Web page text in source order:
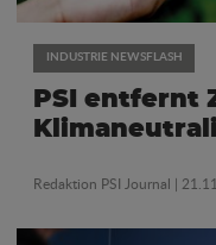
INDUSTRIE NEWSFLASH
PSI entfernt
Redaktion PSI Journal |